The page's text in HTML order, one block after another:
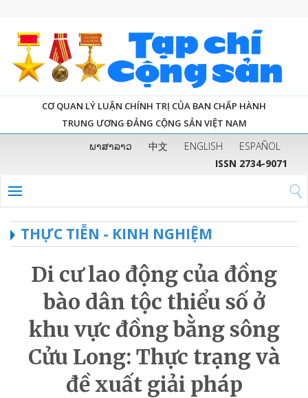
CƠ QUAN LÝ LUẬN CHÍNH TRỊ CỦA BAN CHẤP HÀNH
TRUNG ƯƠNG ĐẢNG CỘNG SẢN VIỆT NAM
ພາສາລາວ 中文 ENGLISH
ESPAÑOL
ISSN 2734-9071
THỰC TIỄN - KINH NGHIỆM
Di cư lao động của đồng
bào dân tộc thiểu số ở
khu vực đồng bằng sông
Cửu Long: Thực trạng và
đề xuất giải pháp